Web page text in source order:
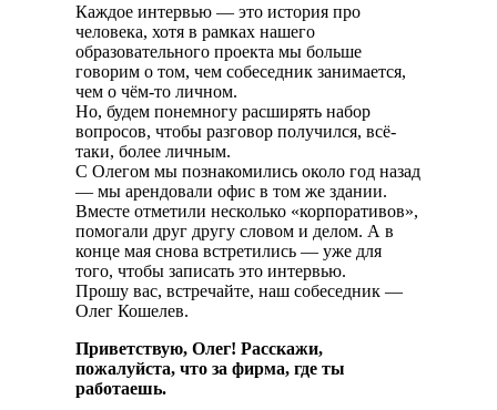
Каждое интервью — это история про
человека, хотя в рамках нашего
образовательного проекта мы больше
говорим о том, чем собеседник занимается,
чем о чём-то личном.
Но, будем понемногу расширять набор
вопросов, чтобы разговор получился, всё-
таки, более личным.
С Олегом мы познакомились около год назад
— мы арендовали офис в том же здании.
Вместе отметили несколько «корпоративов»,
помогали друг другу словом и делом. А в
конце мая снова встретились — уже для
того, чтобы записать это интервью.
Прошу вас, встречайте, наш собеседник —
Олег Кошелев.
Приветствую, Олег! Расскажи,
пожалуйста, что за фирма, где ты
работаешь.